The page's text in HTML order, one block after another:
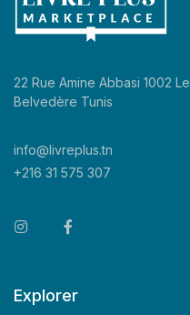
22 Rue Amine Abbasi 1002 Le
Belvedère Tunis
info@livreplus.tn
+216 31 575 307
Explorer